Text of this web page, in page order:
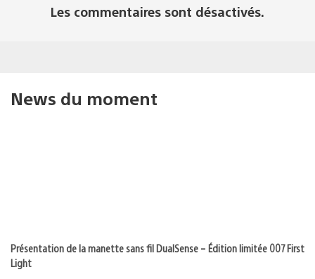
Les commentaires sont désactivés.
News du moment
Présentation de la manette sans fil DualSense – Édition limitée 007 First
Light